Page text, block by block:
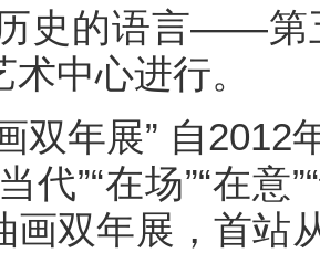
史的语言——第
中心进行。
双年展” 自
代”“在场”“在意
画双年展，首站